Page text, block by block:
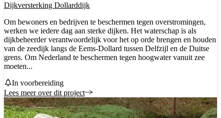
Dijkversterking Dollarddijk
Om bewoners en bedrijven te beschermen tegen overstromingen,
werken we iedere dag aan sterke dijken. Het waterschap is als
dijkbeheerder verantwoordelijk voor het op orde brengen en houden
van de zeedijk langs de Eems-Dollard tussen Delfzijl en de Duitse
grens. Om Nederland te beschermen tegen hoogwater vanuit zee
moeten...
Status
In voorbereiding
Lees meer over dit project